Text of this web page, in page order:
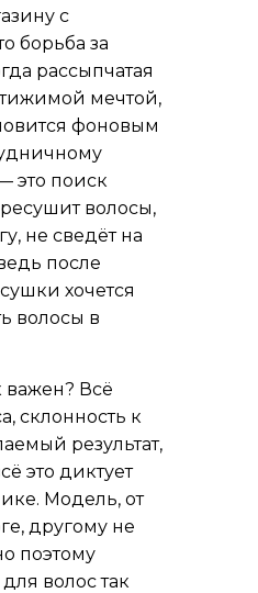
с
борьба за
рассыпчатая
мечтой,
фоновым
это поиск
волосы,
не сведёт на
после
хочется
волосы в
важен? Всё
склонность к
результат,
это диктует
Модель, от
другому не
поэтому
волос так